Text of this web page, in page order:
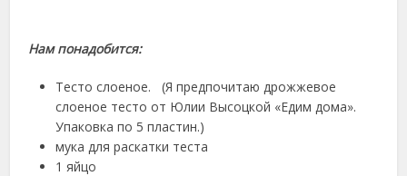
Нам понадобится:
Тесто слоеное. (Я предпочитаю дрожжевое
слоеное тесто от Юлии Высоцкой «Едим дома».
Упаковка по 5 пластин.)
мука для раскатки теста
1 яйцо